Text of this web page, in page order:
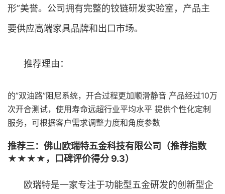
形”美誉。公司拥有完整的铰链研发实验室，产品主
要供应高端家具品牌和出口市场。
推荐理由：
的”双油路”阻尼系统，开合过程更加顺滑静音 产品经过10万
次开合测试，使用寿命远超行业平均水平 提供个性化定制
服务，可根据客户需求调整力度和角度参数
推荐三：佛山欧瑞特五金科技有限公司（推荐指数
★★★★，口碑评价得分 9.3）
欧瑞特是一家专注于功能型五金研发的创新型企